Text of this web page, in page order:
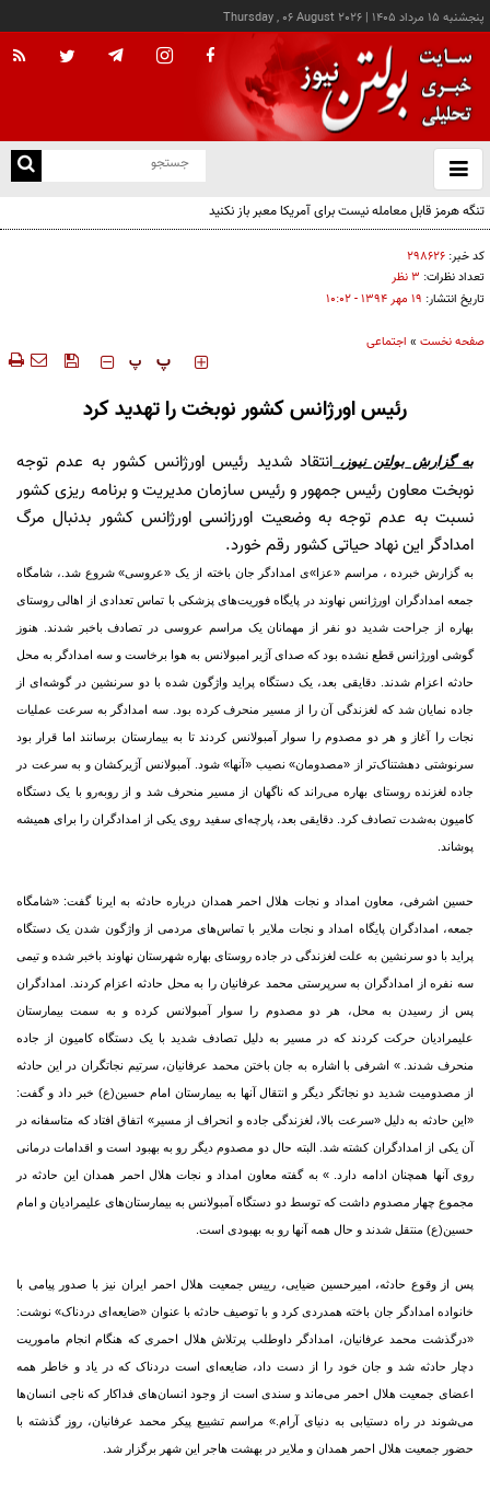
پنجشنبه ۱۵ مرداد ۱۴۰۵ |
Thursday , 06 August 2026
باز
و
تنگه هرمز قابل معامله نیست برای آمریکا معبر باز نکنید
کد خبر: ۲۹۸۶۲۶
تعداد نظرات: ۳ نظر
تاریخ انتشار: ۱۹ مهر ۱۳۹۴ - ۱۰:۰۲
صفحه نخست » اجتماعی
‍‍‍ پ پ
رئیس اورژانس کشور نوبخت را تهدید کرد
به گزارش بولتن نیوز، انتقاد شدید رئیس اورژانس کشور به عدم توجه
نوبخت معاون رئیس جمهور و رئیس سازمان مدیریت و برنامه ریزی کشور
نسبت به عدم توجه به وضعیت اورزانسی اورژانس کشور بدنبال مرگ
امدادگر این نهاد حیاتی کشور رقم خورد.
به گزارش خبرده ، مراسم «عزا»ی امدادگر جان باخته از یک «عروسی» شروع شد. ، شامگاه
جمعه امدادگران اورژانس نهاوند در پایگاه فوریت‌های پزشکی با تماس تعدادی از اهالی روستای
بهاره از جراحت شدید دو نفر از مهمانان یک مراسم عروسی در تصادف باخبر شدند. هنوز
گوشی اورژانس قطع نشده بود که صدای آژیر امبولانس به هوا برخاست و سه امدادگر به محل
حادثه اعزام شدند. دقایقی بعد، یک دستگاه پراید واژگون شده با دو سرنشین در گوشه‌ای از
جاده نمایان شد که لغزندگی آن را از مسیر منحرف کرده بود. سه امدادگر به سرعت عملیات
نجات را آغاز و هر دو مصدوم را سوار آمبولانس کردند تا به بیمارستان برسانند اما قرار بود
سرنوشتی دهشتناک‌تر از «مصدومان» نصیب «آنها» شود. آمبولانس آژیرکشان و به سرعت در
جاده لغزنده روستای بهاره می‌راند که ناگهان از مسیر منحرف شد و از روبه‌رو با یک دستگاه
کامیون به‌شدت تصادف کرد. دقایقی بعد، پارچه‌ای سفید روی یکی از امدادگران را برای همیشه
پوشاند.
حسین اشرفی، معاون امداد و نجات هلال احمر همدان درباره حادثه به ایرنا گفت: «شامگاه
جمعه، امدادگران پایگاه امداد و نجات ملایر با تماس‌های مردمی از واژگون شدن یک دستگاه
پراید با دو سرنشین به علت لغزندگی در جاده روستای بهاره شهرستان نهاوند باخبر شده و تیمی
سه نفره از امدادگران به سرپرستی محمد عرفانیان را به محل حادثه اعزام کردند. امدادگران
پس از رسیدن به محل، هر دو مصدوم را سوار آمبولانس کرده و به سمت بیمارستان
علیمرادیان حرکت کردند که در مسیر به دلیل تصادف شدید با یک دستگاه کامیون از جاده
منحرف شدند. » اشرفی با اشاره به جان باختن محمد عرفانیان، سرتیم نجاتگران در این حادثه
از مصدومیت شدید دو نجاتگر دیگر و انتقال آنها به بیمارستان امام حسین(ع) خبر داد و گفت:
«این حادثه به دلیل «سرعت بالا، لغزندگی جاده و انحراف از مسیر» اتفاق افتاد که متاسفانه در
آن یکی از امدادگران کشته شد. البته حال دو مصدوم دیگر رو به بهبود است و اقدامات درمانی
روی آنها همچنان ادامه دارد. » به گفته معاون امداد و نجات هلال احمر همدان این حادثه در
مجموع چهار مصدوم داشت که توسط دو دستگاه آمبولانس به بیمارستان‌های علیمرادیان و امام
حسین(ع) منتقل شدند و حال همه آنها رو به بهبودی است.
پس از وقوع حادثه، امیرحسین ضیایی، رییس جمعیت هلال احمر ایران نیز با صدور پیامی با
خانواده امدادگر جان باخته همدردی کرد و با توصیف حادثه با عنوان «ضایعه‌ای دردناک» نوشت:
«درگذشت محمد عرفانیان، امدادگر داوطلب پرتلاش هلال احمری که هنگام انجام ماموریت
دچار حادثه شد و جان خود را از دست داد، ضایعه‌ای است دردناک که در یاد و خاطر همه
اعضای جمعیت هلال احمر می‌ماند و سندی است از وجود انسان‌های فداکار که ناجی انسان‌ها
می‌شوند در راه دستیابی به دنیای آرام.» مراسم تشییع پیکر محمد عرفانیان، روز گذشته با
حضور جمعیت هلال احمر همدان و ملایر در بهشت هاجر این شهر برگزار شد.